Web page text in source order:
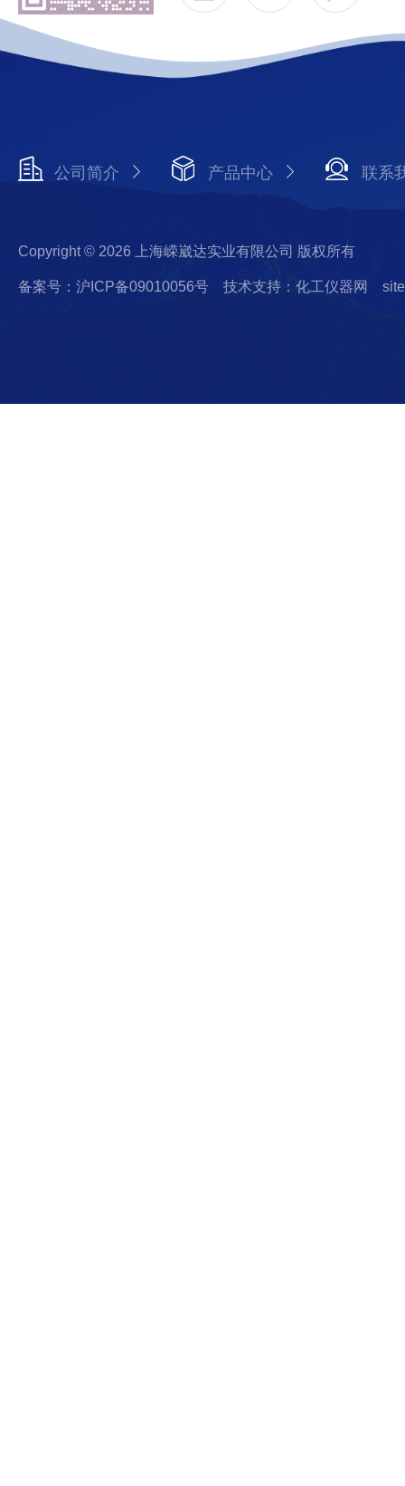
公司简介 产品中心 联系
Copyright © 2026 上海嵘崴达实业有限公司 版权所有
备案号：沪ICP备09010056号 技术支持：化工仪器网